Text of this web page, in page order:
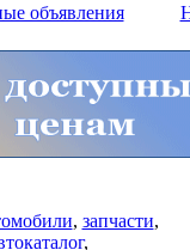
объявления
, запчасти,
,